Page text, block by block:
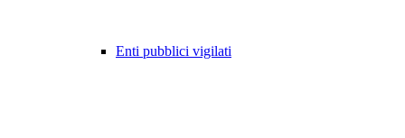
Enti pubblici vigilati